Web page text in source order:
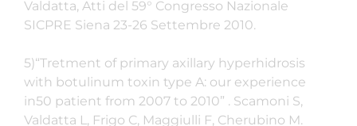
Valdatta, Atti del 59° Congresso Nazionale
SICPRE Siena 23-26 Settembre 2010.
5)“Tretment of primary axillary hyperhidrosis
with botulinum toxin type A: our experience
in50 patient from 2007 to 2010” . Scamoni S,
Valdatta L, Frigo C, Maggiulli F, Cherubino M.